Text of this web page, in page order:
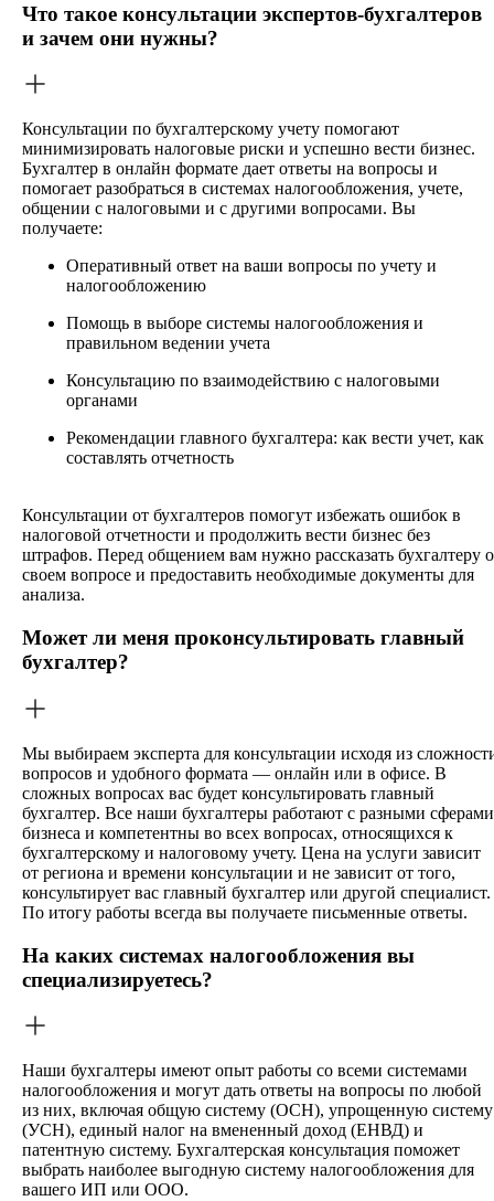
Что такое консультации экспертов-бухгалтеров
и зачем они нужны?
Консультации по бухгалтерскому учету помогают
минимизировать налоговые риски и успешно вести бизнес.
Бухгалтер в онлайн формате дает ответы на вопросы и
помогает разобраться в системах налогообложения, учете,
общении с налоговыми и с другими вопросами. Вы
получаете:
Оперативный ответ на ваши вопросы по учету и
налогообложению
Помощь в выборе системы налогообложения и
правильном ведении учета
Консультацию по взаимодействию с налоговыми
органами
Рекомендации главного бухгалтера: как вести учет, как
составлять отчетность
Консультации от бухгалтеров помогут избежать ошибок в
налоговой отчетности и продолжить вести бизнес без
штрафов. Перед общением вам нужно рассказать бухгалтеру о
своем вопросе и предоставить необходимые документы для
анализа.
Может ли меня проконсультировать главный
бухгалтер?
Мы выбираем эксперта для консультации исходя из
вопросов и удобного формата — онлайн или в офисе. В
сложных вопросах вас будет консультировать главный
бухгалтер. Все наши бухгалтеры работают с разными сферами
бизнеса и компетентны во всех вопросах, относящихся к
бухгалтерскому и налоговому учету. Цена на услуги зависит
от региона и времени консультации и не зависит от того,
консультирует вас главный бухгалтер или другой специалист.
По итогу работы всегда вы получаете письменные ответы.
На каких системах налогообложения вы
специализируетесь?
Наши бухгалтеры имеют опыт работы со всеми системами
налогообложения и могут дать ответы на вопросы по любой
из них, включая общую систему (ОСН), упрощенную систему
(УСН), единый налог на вмененный доход (ЕНВД) и
патентную систему. Бухгалтерская консультация поможет
выбрать наиболее выгодную систему налогообложения для
вашего ИП или ООО.